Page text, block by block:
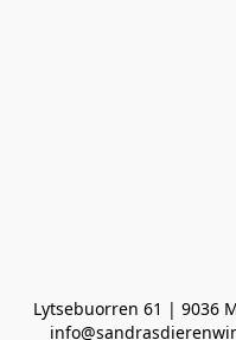
Lytsebuorren 61 | 9036